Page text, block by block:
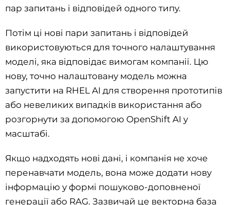
пар запитань і відповідей одного типу.
Потім ці нові пари запитань і відповідей
використовуються для точного налаштування
моделі, яка відповідає вимогам компанії. Цю
нову, точно налаштовану модель можна
запустити на RHEL AI для створення прототипів
або невеликих випадків використання або
розгорнути за допомогою OpenShift AI у
масштабі.
Якщо надходять нові дані, і компанія не хоче
перенавчати модель, вона може додати нову
інформацію у формі пошуково-доповненої
генерації або RAG. Зазвичай це векторна база